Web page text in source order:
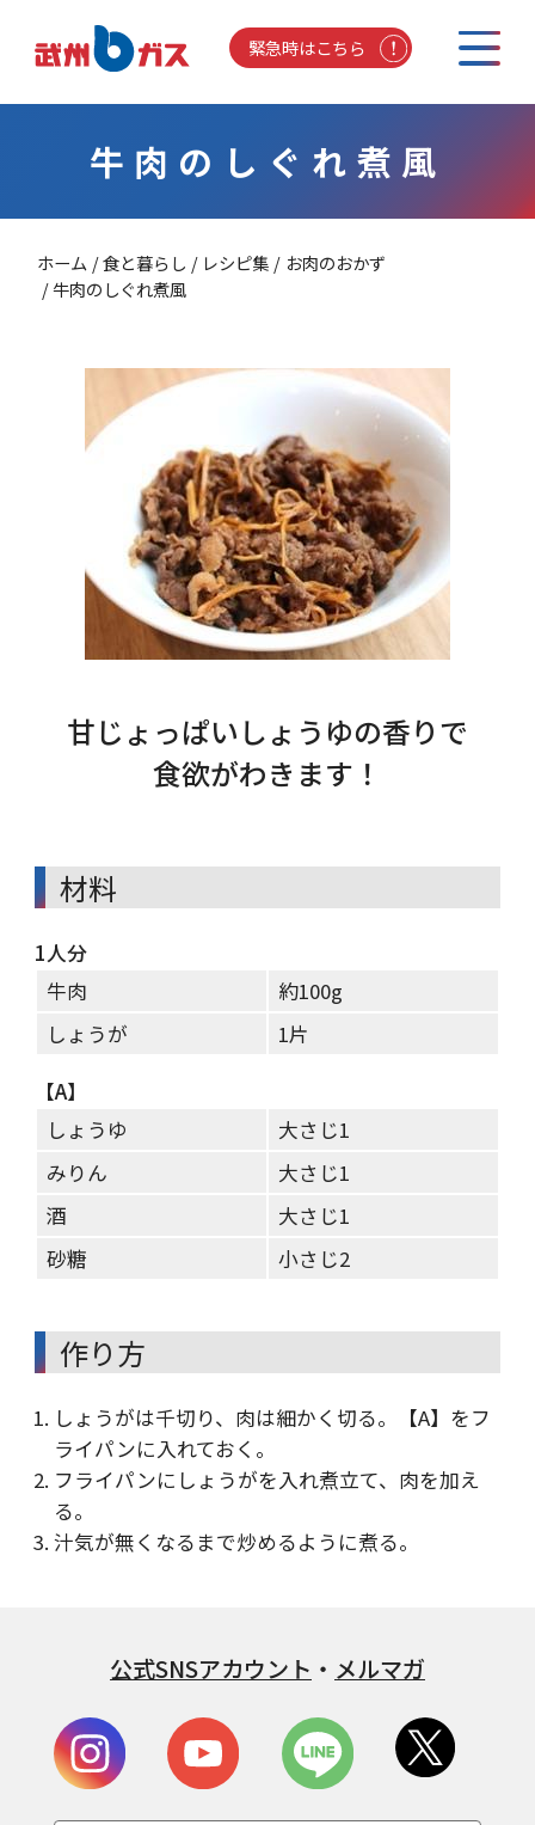
緊急時はこちら
牛肉のしぐれ煮風
ホーム 食と暮らし レシピ集
お肉のおかず
牛肉のしぐれ煮風
甘じょっぱいしょうゆの香りで
食欲がわきます！
材料
1人分
牛肉
約100g
しょうが
1片
【A】
しょうゆ
大さじ1
みりん
大さじ1
酒
大さじ1
砂糖
小さじ2
作り方
しょうがは千切り、肉は細かく切る。【A】をフ
ライパンに入れておく。
フライパンにしょうがを入れ煮立て、肉を加え
る。
汁気が無くなるまで炒めるように煮る。
公式SNSアカウント ・ メルマガ